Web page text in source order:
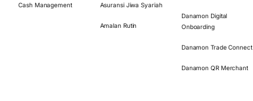
Cash Management Asuransi Jiwa Syariah
Amalan Rutin
Danamon Digital
Onboarding
Danamon Trade Connect
Danamon QR Merchant